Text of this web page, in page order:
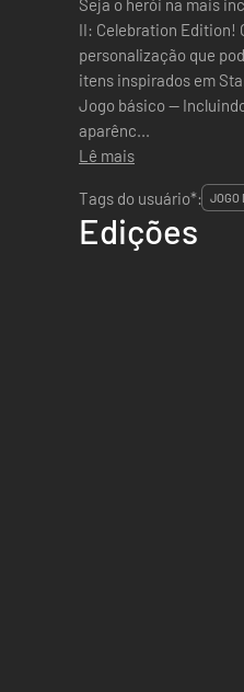
Seja o herói na mais
II: Celebration Edition!
personalização que
itens inspirados em Star Wars™: A
Jogo básico — Incluindo
aparênc...
Lê mais
Tags do usuário*:
JOGO
Edições